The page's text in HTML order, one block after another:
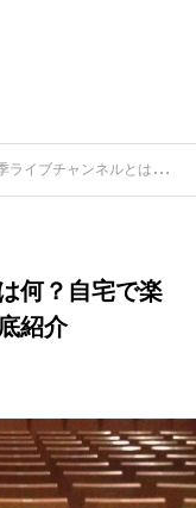
ネルとは何？自宅で楽しめる舞台配信サービスを徹底紹介
何？自宅で楽
紹介